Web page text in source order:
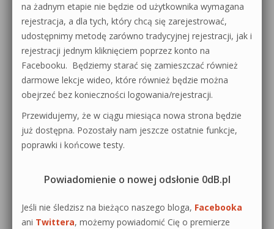
na żadnym etapie nie będzie od użytkownika wymagana
rejestracja, a dla tych, który chcą się zarejestrować,
udostępnimy metodę zarówno tradycyjnej rejestracji, jak i
rejestracji jednym kliknięciem poprzez konto na
Facebooku. Będziemy starać się zamieszczać również
darmowe lekcje wideo, które również będzie można
obejrzeć bez konieczności logowania/rejestracji.
Przewidujemy, że w ciągu miesiąca nowa strona będzie
już dostępna. Pozostały nam jeszcze ostatnie funkcje,
poprawki i końcowe testy.
Powiadomienie o nowej odsłonie 0dB.pl
Jeśli nie śledzisz na bieżąco naszego bloga, Facebooka
ani Twittera, możemy powiadomić Cię o premierze